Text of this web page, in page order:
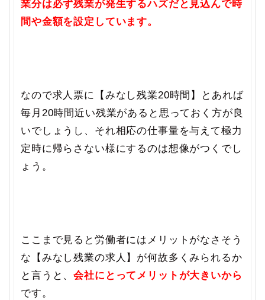
業分は必ず残業が発生するハズだと見込んで時
間や金額を設定しています。
なので求人票に【みなし残業20時間】とあれば
毎月20時間近い残業があると思っておく方が良
いでしょうし、それ相応の仕事量を与えて極力
定時に帰らさない様にするのは想像がつくでし
ょう。
ここまで見ると労働者にはメリットがなさそう
な【みなし残業の求人】が何故多くみられるか
と言うと、会社にとってメリットが大きいから
です。